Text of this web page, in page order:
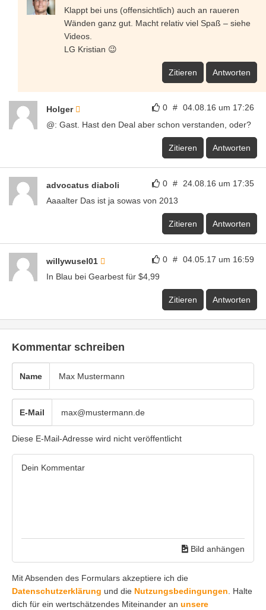
Klappt bei uns (offensichtlich) auch an raueren
Wänden ganz gut. Macht relativ viel Spaß – siehe
Videos.
LG Kristian 😉
Zitieren Antworten
0 # 04.08.16 um 17:26
Holger
@: Gast. Hast den Deal aber schon verstanden, oder?
Zitieren Antworten
0 # 24.08.16 um 17:35
advocatus diaboli
Aaaalter Das ist ja sowas von 2013
Zitieren Antworten
0 # 04.05.17 um 16:59
willywusel01
In Blau bei Gearbest für $4,99
Zitieren Antworten
Kommentar schreiben
Name
E-Mail
Diese E-Mail-Adresse wird nicht veröffentlicht
Bild anhängen
Mit Absenden des Formulars akzeptiere ich die
Datenschutzerklärung und die Nutzungsbedingungen . Halte
dich für ein wertschätzendes Miteinander an unsere